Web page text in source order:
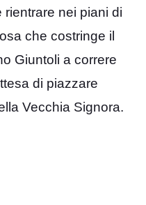
nei piani di
che costringe il
Giuntoli a correre
di piazzare
Vecchia Signora.